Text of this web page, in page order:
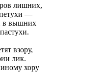
лишних,
—
в вышних
взору,
лик.
хору